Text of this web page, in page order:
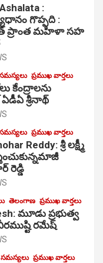
:
గొప్పది :
ప్రాంత మహిళా సహ
ప్రముఖ వార్తలు
కేంద్రాల‌ను
శ్రీనాథ్
ప్రముఖ వార్తలు
Reddy: శ్రీ లక్ష్మీ
రెడ్డి
తెలంగాణ ప్రముఖ వార్తలు
మూడు ప్రభుత్వ
రమేష్
సమస్యలు ప్రముఖ వార్తలు